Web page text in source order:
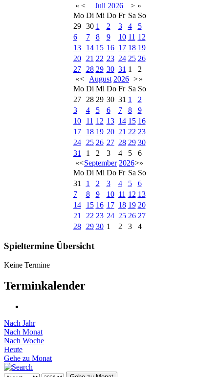
« < Juli 2026 > »
Mo Di Mi Do Fr Sa So
29
30 1 2 3 4
5
6
7 8 9 10 11 12
13
14 15 16 17 18 19
20
21 22 23 24 25 26
27
28 29 30 31 1
2
«< August 2026 >»
Mo Di Mi Do Fr Sa So
27
28 29 30 31 1
2
3
4 5 6 7 8
9
10
11 12 13 14 15 16
17
18 19 20 21 22 23
24
25 26 27 28 29 30
31
1 2 3 4 5
6
«<September 2026>»
Mo Di Mi Do Fr Sa So
31
1 2 3 4 5
6
7
8 9 10 11 12 13
14
15 16 17 18 19 20
21
22 23 24 25 26 27
28
29 30 1 2 3 4
Spieltermine Übersicht
Keine Termine
Terminkalender
Nach Jahr
Nach Monat
Nach Woche
Heute
Gehe zu Monat